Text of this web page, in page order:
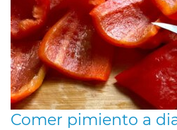
Comer pimiento a